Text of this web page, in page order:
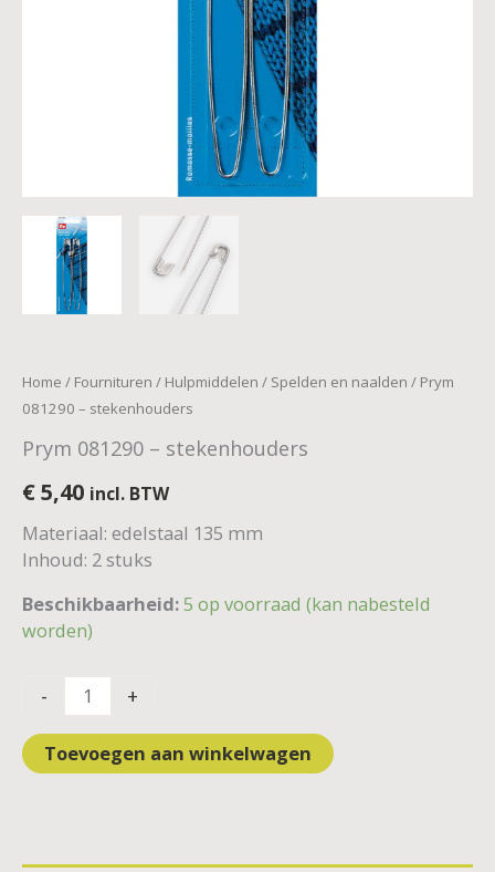
Home / Fournituren / Hulpmiddelen / Spelden en naalden / Prym
081290 – stekenhouders
Prym 081290 – stekenhouders
€5,40 incl. BTW
Materiaal: edelstaal 135 mm
Inhoud: 2 stuks
Beschikbaarheid:5 op voorraad (kan nabesteld
worden)
- +
Toevoegen aan winkelwagen